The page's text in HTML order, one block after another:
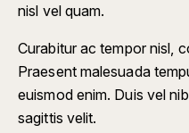
nisl vel quam.
Curabitur ac tempor nisl,
Praesent malesuada
euismod enim. Duis vel
sagittis velit.